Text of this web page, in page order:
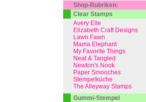
Shop-Rubriken:
Clear Stamps
Avery Elle
Elizabeth Craft Designs
Lawn Fawn
Mama Elephant
My Favorite Things
Neat & Tangled
Newton's Nook
Paper Smooches
Stempelküche
The Alleyway Stamps
Gummi-Stempel